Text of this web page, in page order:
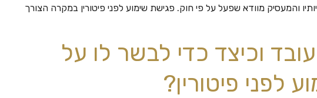
והמעסיק מוודא שפעל על פי חוק. פגישת שימוע לפני פיטורין במקרה הצורך
וכיצד כדי לבשר לו על
לפני פיטורין?